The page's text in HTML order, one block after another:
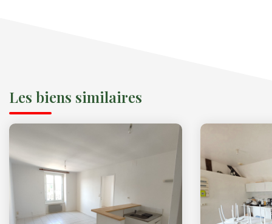
Les biens similaires